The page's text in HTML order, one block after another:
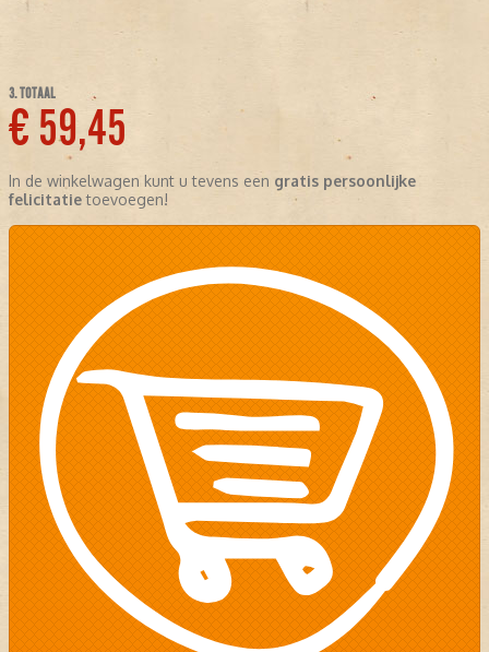
3. TOTAAL
€ 59,45
In de winkelwagen kunt u tevens een gratis persoonlijke
felicitatietoevoegen!